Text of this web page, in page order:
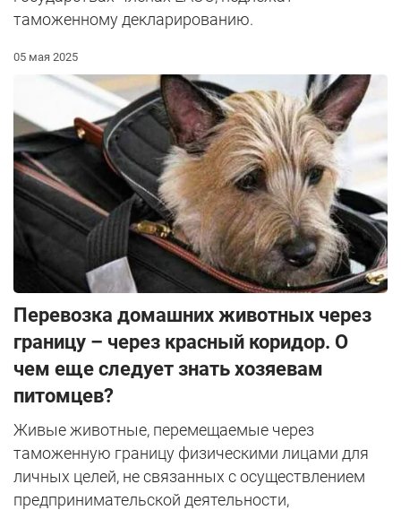
таможенному декларированию.
05 мая 2025
Перевозка домашних животных через
границу – через красный коридор. О
чем еще следует знать хозяевам
питомцев?
Живые животные, перемещаемые через
таможенную границу физическими лицами для
личных целей, не связанных с осуществлением
предпринимательской деятельности,